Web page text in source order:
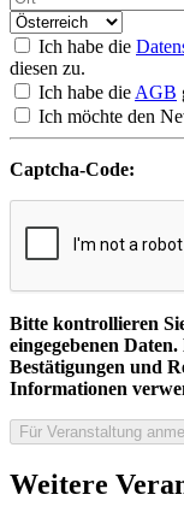
Ich habe die
diesen zu.
Ich habe dieAGB
Ich möchte den
Captcha-Code:
Bitte kontrollieren
eingegebenen
Bestätigungen und
Informationen
Weitere